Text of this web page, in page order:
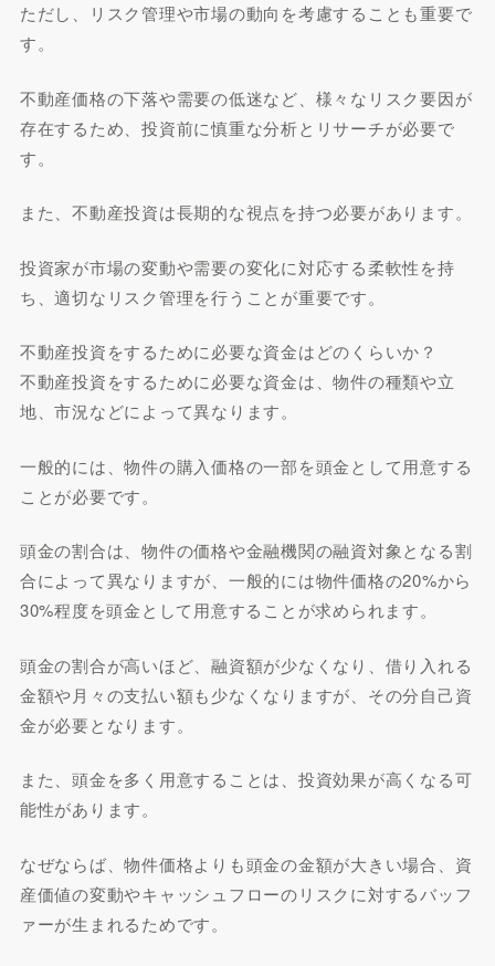
ただし、リスク管理や市場の動向を考慮することも重要で
す。
不動産価格の下落や需要の低迷など、様々なリスク要因が
存在するため、投資前に慎重な分析とリサーチが必要で
す。
また、不動産投資は長期的な視点を持つ必要があります。
投資家が市場の変動や需要の変化に対応する柔軟性を持
ち、適切なリスク管理を行うことが重要です。
不動産投資をするために必要な資金はどのくらいか？
不動産投資をするために必要な資金は、物件の種類や立
地、市況などによって異なります。
一般的には、物件の購入価格の一部を頭金として用意する
ことが必要です。
頭金の割合は、物件の価格や金融機関の融資対象となる割
合によって異なりますが、一般的には物件価格の20%から
30%程度を頭金として用意することが求められます。
頭金の割合が高いほど、融資額が少なくなり、借り入れる
金額や月々の支払い額も少なくなりますが、その分自己資
金が必要となります。
また、頭金を多く用意することは、投資効果が高くなる可
能性があります。
なぜならば、物件価格よりも頭金の金額が大きい場合、資
産価値の変動やキャッシュフローのリスクに対するバッフ
ァーが生まれるためです。